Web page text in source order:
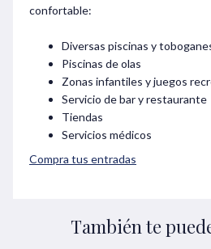
confortable:
Diversas piscinas y
Piscinas de olas
Zonas infantiles y juegos
Servicio de bar y restaurante
Tiendas
Servicios médicos
Compra tus entradas
También te